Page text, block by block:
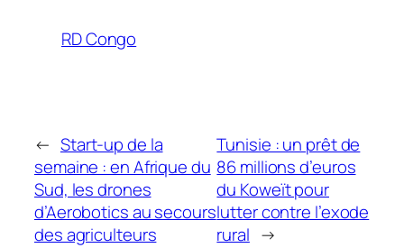
RD Congo
← Start-up de la
semaine : en Afrique du
Sud, les drones
d’Aerobotics au secours
des agriculteurs
Tunisie : un prêt de
86 millions d’euros
du Koweït pour
lutter contre l’exode
rural →